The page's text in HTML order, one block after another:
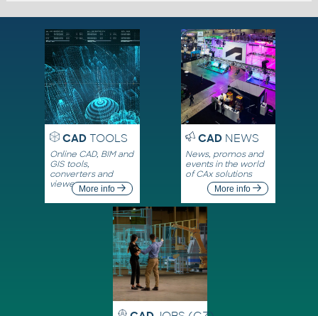
CADTOOLS
Online CAD, BIM and
GIS tools,
converters and
viewersMore info
CADNEWS
News, promos and
events in the world
of CAx solutions
More info